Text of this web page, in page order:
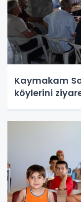
Kaymakam
köylerini